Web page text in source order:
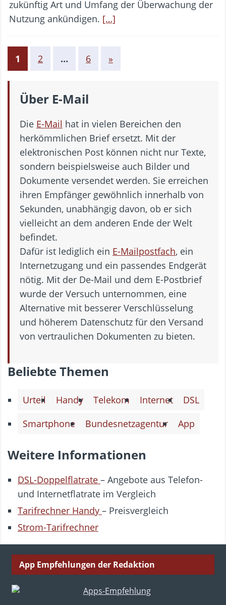
zukünftig Art und Umfang der Überwachung der
Nutzung ankündigen. […]
1 2 … 6 »
Über E-Mail
Die E-Mail hat in vielen Bereichen den
herkömmlichen Brief ersetzt. Mit der
elektronischen Post können nicht nur Texte,
sondern beispielsweise auch Bilder und
Dokumente versendet werden. Sie erreichen
ihren Empfänger gewöhnlich innerhalb von
Sekunden, unabhängig davon, ob er sich
vielleicht an dem anderen Ende der Welt
befindet.
Dafür ist lediglich ein E-Mailpostfach, ein
Internetzugang und ein passendes Endgerät
nötig. Mit der De-Mail und dem E-Postbrief
wurde der Versuch unternommen, eine
Alternative mit besserer Verschlüsselung
und höherem Datenschutz für den Versand
von vertraulichen Dokumenten zu bieten.
Beliebte Themen
Urteil Handy Telekom Internet
DSL
Smartphone
Bundesnetzagentur App
Weitere Informationen
DSL-Doppelflatrate – Angebote aus Telefon-
und Internetflatrate im Vergleich
Tarifrechner Handy – Preisvergleich
Strom-Tarifrechner
App Empfehlungen der Redaktion